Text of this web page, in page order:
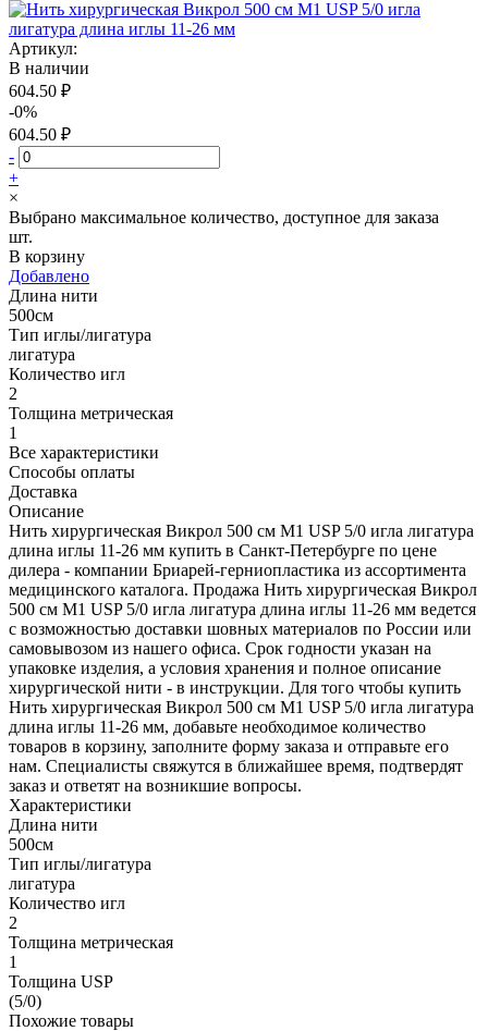
Артикул:
В наличии
604.50 ₽
-0%
604.50 ₽
-
+
×
Выбрано максимальное количество, доступное для заказа
шт.
В корзину
Добавлено
Длина нити
500см
Тип иглы/лигатура
лигатура
Количество игл
2
Толщина метрическая
1
Все характеристики
Способы оплаты
Доставка
Описание
Нить хирургическая Викрол 500 см М1 USP 5/0 игла лигатура
длина иглы 11-26 мм купить в Санкт-Петербурге по цене
дилера - компании Бриарей-герниопластика из ассортимента
медицинского каталога. Продажа Нить хирургическая Викрол
500 см М1 USP 5/0 игла лигатура длина иглы 11-26 мм ведется
с возможностью доставки шовных материалов по России или
самовывозом из нашего офиса. Срок годности указан на
упаковке изделия, а условия хранения и полное описание
хирургической нити - в инструкции. Для того чтобы купить
Нить хирургическая Викрол 500 см М1 USP 5/0 игла лигатура
длина иглы 11-26 мм, добавьте необходимое количество
товаров в корзину, заполните форму заказа и отправьте его
нам. Специалисты свяжутся в ближайшее время, подтвердят
заказ и ответят на возникшие вопросы.
Характеристики
Длина нити
500см
Тип иглы/лигатура
лигатура
Количество игл
2
Толщина метрическая
1
Толщина USP
(5/0)
Похожие товары